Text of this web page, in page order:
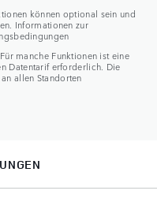
können optional sein und
Informationen zur
manche Funktionen ist eine
Datentarif erforderlich. Die
allen Standorten